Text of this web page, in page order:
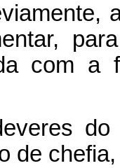
com a
do
de